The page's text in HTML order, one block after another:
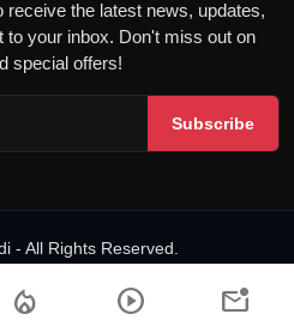
the latest news, updates,
your inbox. Don't miss out on
special offers!
Subscribe
- All Rights Reserved.
संपादकीय टीम
local_fire_department play_circle mark_email_unread